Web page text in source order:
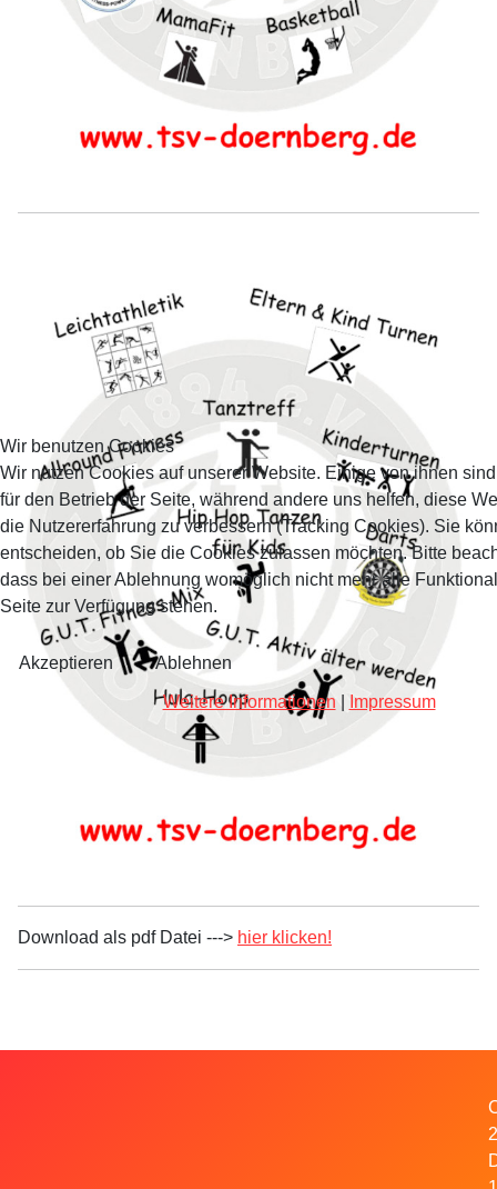
Download als pdf Datei ---> hier klicken!
Wir benutzen Cookies
Wir nutzen Cookies auf unserer Website. Einige von ihnen
für den Betrieb der Seite, während andere uns helfen, diese
die Nutzererfahrung zu verbessern (Tracking Cookies). Sie
entscheiden, ob Sie die Cookies zulassen möchten. Bitte
dass bei einer Ablehnung womöglich nicht mehr alle
Seite zur Verfügung stehen.
Akzeptieren Ablehnen
Weitere Informationen Impressum